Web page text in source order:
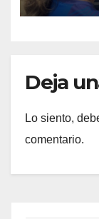
Deja
Lo siento,
comentario.